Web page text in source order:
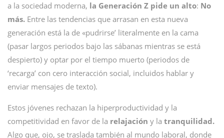
a la sociedad moderna, la Generación Z pide un alto: No
más. Entre las tendencias que arrasan en esta nueva
generación está la de «pudrirse’ literalmente en la cama
(pasar largos periodos bajo las sábanas mientras se está
despierto) y optar por el tiempo muerto (periodos de
‘recarga’ con cero interacción social, incluidos hablar y
enviar mensajes de texto).
Estos jóvenes rechazan la hiperproductividad y la
competitividad en favor de la relajación y la tranquilidad.
Algo que, ojo, se traslada también al mundo laboral, donde